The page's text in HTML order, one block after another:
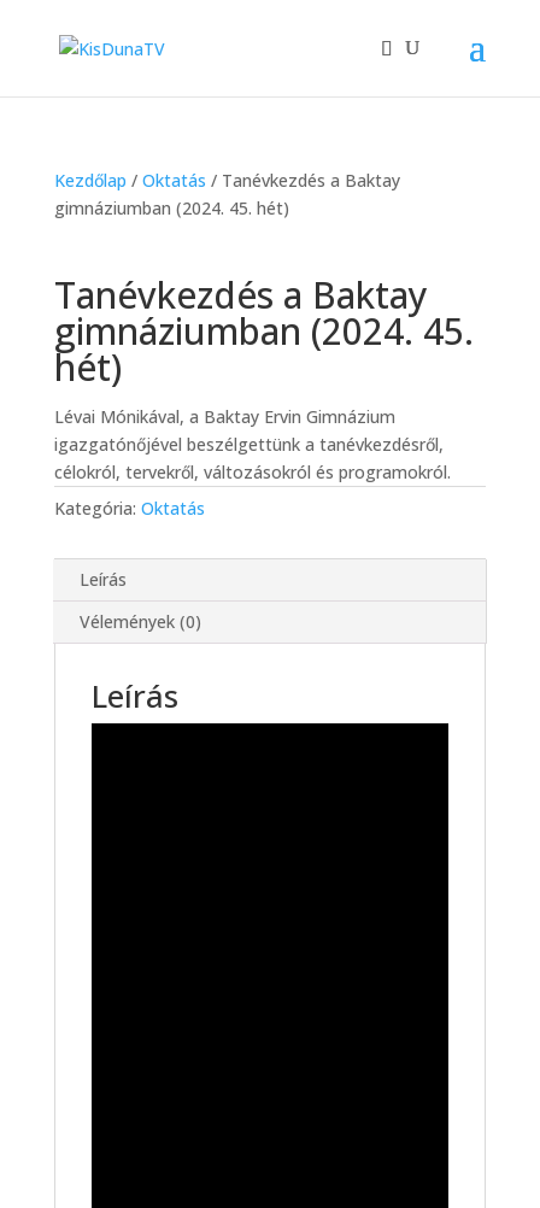
Kezdőlap / Oktatás / Tanévkezdés a Baktay
gimnáziumban (2024. 45. hét)
Tanévkezdés a Baktay
gimnáziumban (2024. 45.
hét)
Lévai Mónikával, a Baktay Ervin Gimnázium
igazgatónőjével beszélgettünk a tanévkezdésről,
célokról, tervekről, változásokról és programokról.
Kategória: Oktatás
Leírás
Vélemények (0)
Leírás